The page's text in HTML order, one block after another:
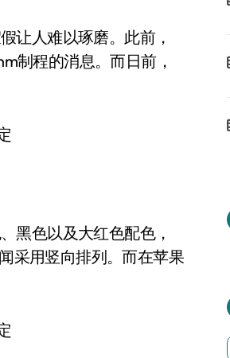
让人难以琢磨。此前，
制程的消息。而日前，
黑色以及大红色配色，
采用竖向排列。而在苹果